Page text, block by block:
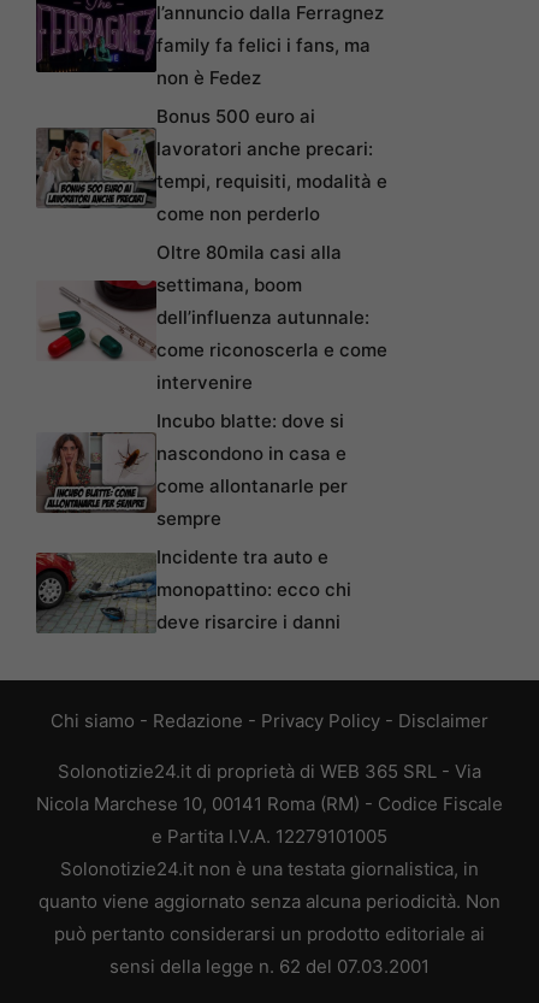
l’annuncio dalla Ferragnez
family fa felici i fans, ma
non è Fedez
Bonus 500 euro ai
lavoratori anche precari:
tempi, requisiti, modalità e
come non perderlo
Oltre 80mila casi alla
settimana, boom
dell’influenza autunnale:
come riconoscerla e come
intervenire
Incubo blatte: dove si
nascondono in casa e
come allontanarle per
sempre
Incidente tra auto e
monopattino: ecco chi
deve risarcire i danni
Chi siamo - Redazione - Privacy Policy - Disclaimer
Solonotizie24.it di proprietà di WEB 365 SRL - Via
Nicola Marchese 10, 00141 Roma (RM) - Codice Fiscale
e Partita I.V.A. 12279101005
Solonotizie24.it non è una testata giornalistica, in
quanto viene aggiornato senza alcuna periodicità. Non
può pertanto considerarsi un prodotto editoriale ai
sensi della legge n. 62 del 07.03.2001